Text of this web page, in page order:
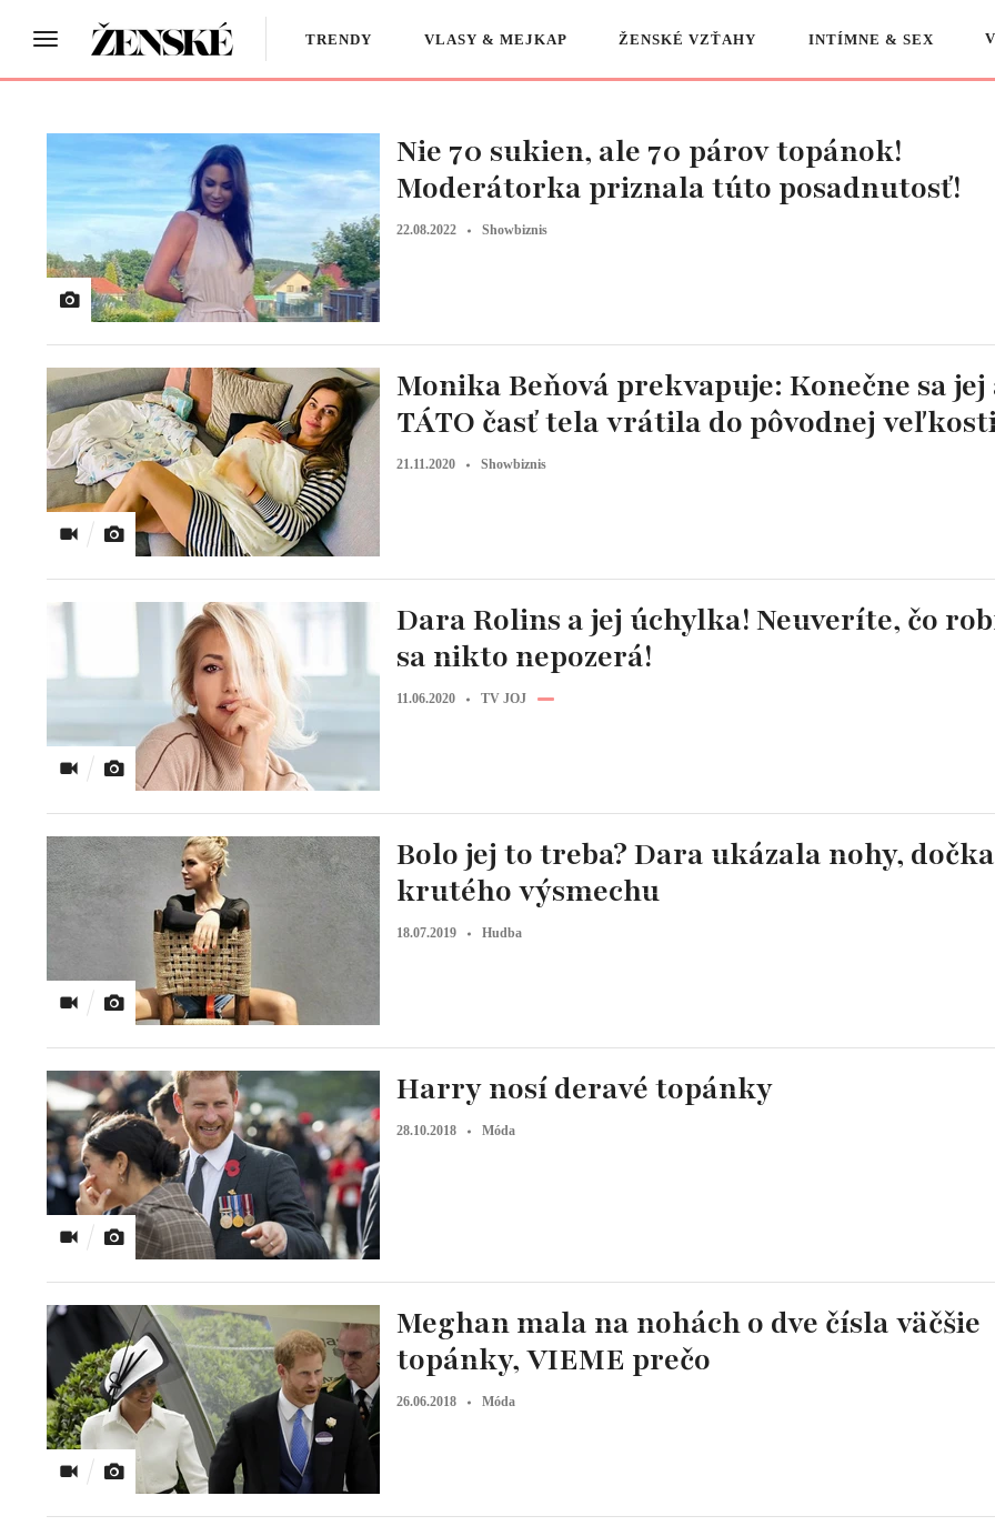
TRENDY VLASY & MEJKAP ŽENSKÉ VZŤAHY INTÍMNE & SEX
Nie 70 sukien, ale 70 párov topánok!
Moderátorka priznala túto posadnutosť!
22.08.2022 Showbiznis
Monika Beňová prekvapuje: Konečne sa jej
TÁTO časť tela vrátila do pôvodnej
21.11.2020 Showbiznis
Dara Rolins a jej úchylka! Neuveríte, čo
sa nikto nepozerá!
11.06.2020 TV JOJ
Bolo jej to treba? Dara ukázala nohy,
krutého výsmechu
18.07.2019 Hudba
Harry nosí deravé topánky
28.10.2018 Móda
Meghan mala na nohách o dve čísla väčšie
topánky, VIEME prečo
26.06.2018 Móda